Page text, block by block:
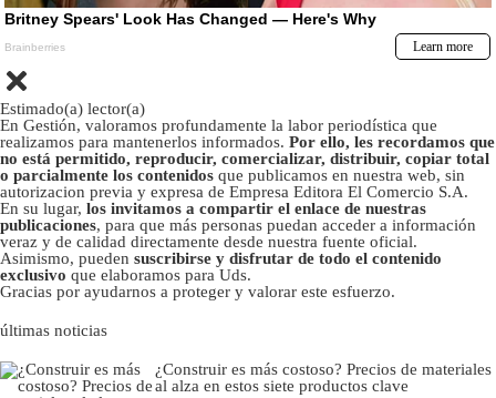
Estimado(a) lector(a)
En Gestión, valoramos profundamente la labor periodística que
realizamos para mantenerlos informados. Por ello, les recordamos que
no está permitido, reproducir, comercializar, distribuir, copiar total
o parcialmente los contenidos que publicamos en nuestra web, sin
autorizacion previa y expresa de Empresa Editora El Comercio S.A.
En su lugar, los invitamos a compartir el enlace de nuestras
publicaciones, para que más personas puedan acceder a información
veraz y de calidad directamente desde nuestra fuente oficial.
Asimismo, pueden suscribirse y disfrutar de todo el contenido
exclusivo que elaboramos para Uds.
Gracias por ayudarnos a proteger y valorar este esfuerzo.
últimas noticias
¿Construir es más costoso? Precios de materiales
al alza en estos siete productos clave